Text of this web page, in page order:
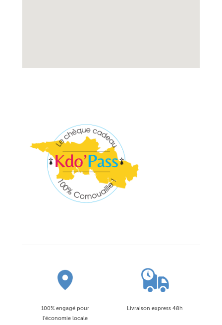
100% engagé pour
l'économie locale
Livraison express 48h